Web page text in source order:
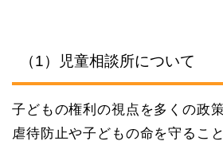
（1）児童相談所について
子どもの権利の視点を多くの政
虐待防止や子どもの命を守るこ